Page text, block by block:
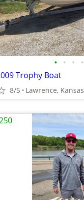
• • • •
Trophy Boat
8/5 Lawrence, Kansas